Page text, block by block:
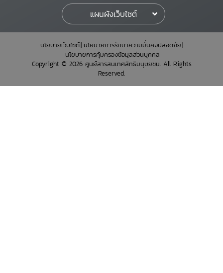
แผนผังเว็บไซต์
นโยบายเว็บไซต์ นโยบายการรักษาความมั่นคงปลอดภัย
นโยบายการคุ้มครองข้อมูลส่วนบุคคล
Copyright © 2026 ศูนย์สารสนเทศสิทธิมนุษยชน. All Rights
Reserved.